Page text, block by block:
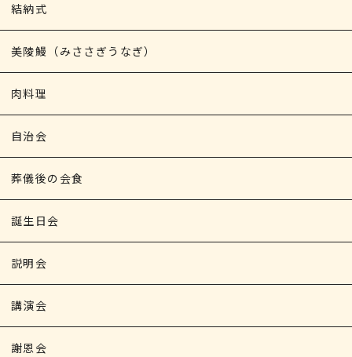
結納式
美陵鰻（みささぎうなぎ）
肉料理
自治会
葬儀後の会食
誕生日会
説明会
講演会
謝恩会